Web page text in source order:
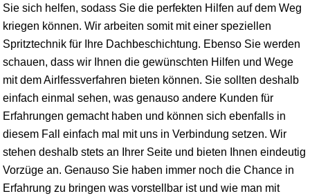
Sie sich helfen, sodass Sie die perfekten Hilfen auf dem Weg
kriegen können. Wir arbeiten somit mit einer speziellen
Spritztechnik für Ihre Dachbeschichtung. Ebenso Sie werden
schauen, dass wir Ihnen die gewünschten Hilfen und Wege
mit dem Airlfessverfahren bieten können. Sie sollten deshalb
einfach einmal sehen, was genauso andere Kunden für
Erfahrungen gemacht haben und können sich ebenfalls in
diesem Fall einfach mal mit uns in Verbindung setzen. Wir
stehen deshalb stets an Ihrer Seite und bieten Ihnen eindeutig
Vorzüge an. Genauso Sie haben immer noch die Chance in
Erfahrung zu bringen was vorstellbar ist und wie man mit